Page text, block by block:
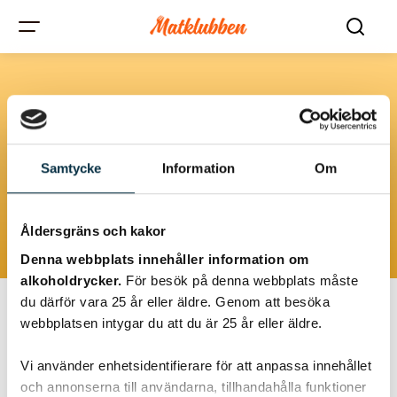
Samtycke Information Om
Åldersgräns och kakor
Denna webbplats innehåller information om
alkoholdrycker. För besök på denna webbplats måste
du därför vara 25 år eller äldre. Genom att besöka
webbplatsen intygar du att du är 25 år eller äldre.
Vi använder enhetsidentifierare för att anpassa innehållet
och annonserna till användarna, tillhandahålla funktioner
Vegetariska
alternativ